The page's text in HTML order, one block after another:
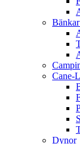
Cane-
Dynor